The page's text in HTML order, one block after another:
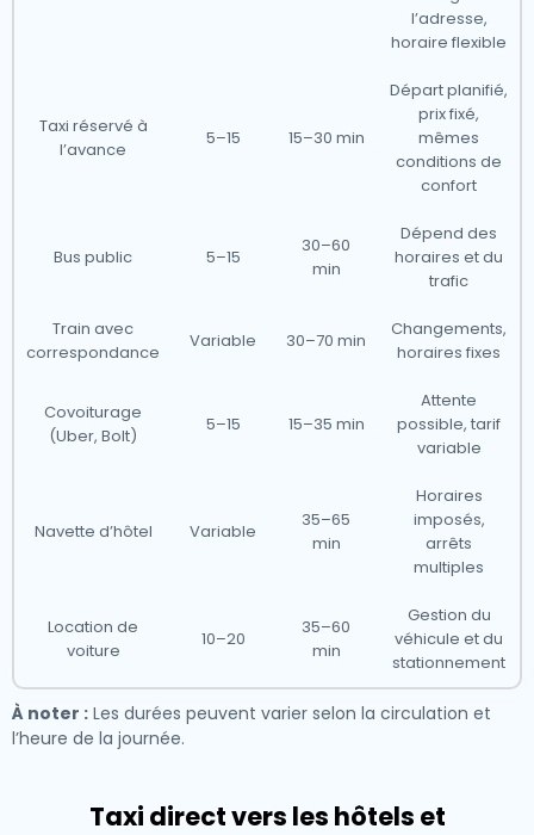
l’adresse,
horaire flexible
Taxi réservé à
l’avance
5–15 15–30 min
Départ planifié,
prix fixé,
mêmes
conditions de
confort
Bus public 5–15
30–60
min
Dépend des
horaires et du
trafic
Train avec
correspondance
Variable 30–70 min
Changements,
horaires fixes
Covoiturage
(Uber, Bolt)
5–15 15–35 min
Attente
possible, tarif
variable
Navette d’hôtel Variable
35–65
min
Horaires
imposés,
arrêts
multiples
Location de
voiture
10–20
35–60
min
Gestion du
véhicule et du
stationnement
À noter : Les durées peuvent varier selon la circulation et
l’heure de la journée.
Taxi direct vers les hôtels et